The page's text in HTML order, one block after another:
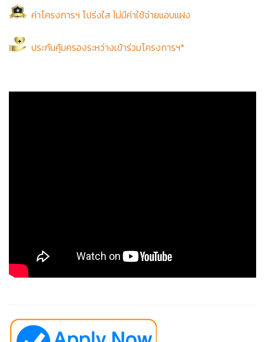
ค่าโครงการฯ โปร่งใส ไม่มีค่าใช้จ่ายแอบแฝง
ประกันคุ้มครองระหว่างเข้าร่วมโครงการฯ*